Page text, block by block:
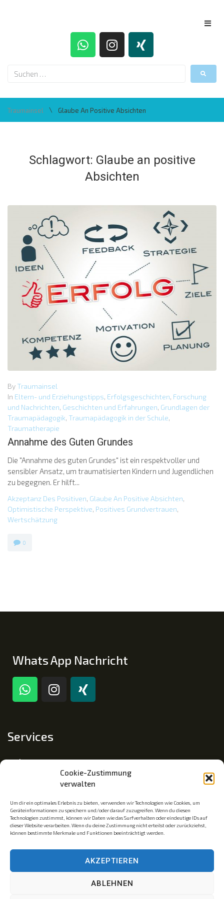
Cookie-Zustimmung
verwalten
Um dir ein optimales Erlebnis zu bieten, verwenden wir Technologien wie Cookies, um
Geräteinformationen zu speichern und/oder darauf zuzugreifen. Wenn du diesen
Technologien zustimmst, können wir Daten wie das Surfverhalten oder eindeutige IDs auf
dieser Website verarbeiten. Wenn du deine Zustimmung nicht erteilst oder zurückziehst,
können bestimmte Merkmale und Funktionen beeinträchtigt werden.
AKZEPTIEREN
ABLEHNEN
Traumainsel \ Glaube An Positive Absichten
Schlagwort: Glaube an positive
Absichten
By Traumainsel
In Eltern- und Erziehungstipps, Erfolgsgeschichten, Forschung
und Nachrichten, Geschichten und Erfahrungen, Grundlagen der
Traumapädagogik, Traumapädagogik in der Schule,
Traumatherapie
Annahme des Guten Grundes
Die "Annahme des guten Grundes" ist ein respektvoller und
sensibler Ansatz, um traumatisierten Kindern und Jugendlichen
zu begegnen. Er hilft...
Akzeptanz Des Positiven, Glaube An Positive Absichten,
Optimistische Perspektive, Positives Grundvertrauen,
Wertschätzung
0
Whats App Nachricht
Services
Impressum
Datenschutz
Mitgliedschaft
Mitglied im Fachverband Traumapädagogik e.V.
Traumainsel © ist eine eingetragene Wortmarke. Az.: 30